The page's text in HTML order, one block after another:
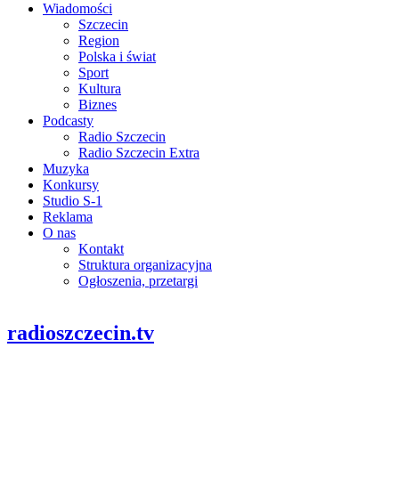
Wiadomości
Szczecin
Region
Polska i świat
Sport
Kultura
Biznes
Podcasty
Radio Szczecin
Radio Szczecin Extra
Muzyka
Konkursy
Studio S-1
Reklama
O nas
Kontakt
Struktura organizacyjna
Ogłoszenia, przetargi
radioszczecin.tv